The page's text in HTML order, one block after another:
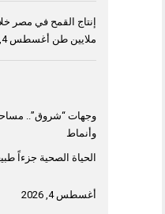
ملايين طن أغسطس 4, 2026
وجهات “شروق”..
وأنماط
الحياة الصحية جزءاً
أغسطس 4, 2026